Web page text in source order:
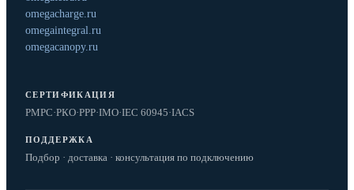
omegacharge.ru
omegaintegral.ru
omegacanopy.ru
СЕРТИФИКАЦИЯ
РМРС·РКО·РРР·IMO·IEC 60945·IACS
ПОДДЕРЖКА
Подбор · доставка · консультация по подключению